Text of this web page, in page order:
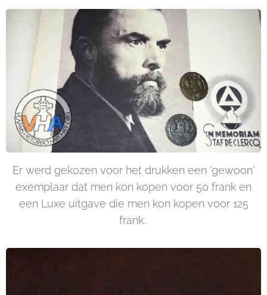
Er werd gekozen voor het drukken een 'gewoon'
exemplaar dat men kon kopen voor 50 frank en
een Luxe uitgave die men kon kopen voor 125
frank.